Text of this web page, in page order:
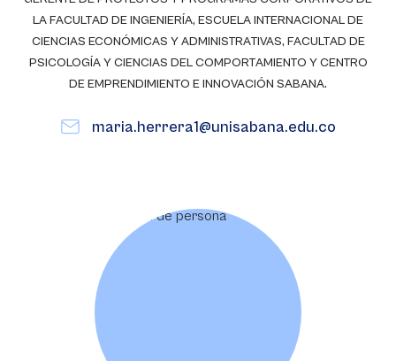
LA FACULTAD DE INGENIERÍA, ESCUELA INTERNACIONAL DE
CIENCIAS ECONÓMICAS Y ADMINISTRATIVAS, FACULTAD DE
PSICOLOGÍA Y CIENCIAS DEL COMPORTAMIENTO Y CENTRO
DE EMPRENDIMIENTO E INNOVACIÓN SABANA.
maria.herrera1@unisabana.edu.co